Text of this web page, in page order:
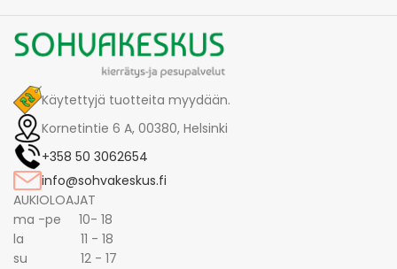
Käytettyjä tuotteita myydään.
Kornetintie 6 A, 00380, Helsinki
+358 50 3062654
info@sohvakeskus.fi
AUKIOLOAJAT
ma -pe 10- 18
la 11 - 18
su 12 - 17